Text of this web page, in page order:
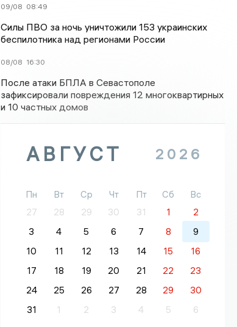
09/08 08:49
Силы ПВО за ночь уничтожили 153 украинских
беспилотника над регионами России
08/08 16:30
После атаки БПЛА в Севастополе
зафиксировали повреждения 12 многоквартирных
и 10 частных домов
АВГУСТ 2026
Пн Вт Ср Чт Пт Сб
Вс
27
28 29 30 31 1
2
3
4 5 6 7 8
9
10
11 12 13 14 15
16
17
18 19 20 21 22
23
24
25 26 27 28 29
30
31
1 2 3 4 5 6